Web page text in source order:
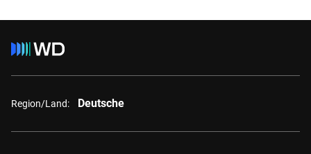
Region/Land: Deutsche